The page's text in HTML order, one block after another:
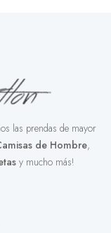
las prendas de mayor
de Hombre,
y mucho más!